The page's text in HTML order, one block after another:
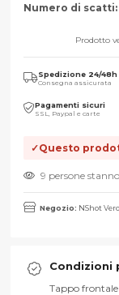
Numero di scatti:
Prodotto
Spedizione 24/48h
Consegna assicurata
Pagamenti sicuri
SSL, Paypal e carte
Questo
9 persone
Negozio: NShot
Tappo